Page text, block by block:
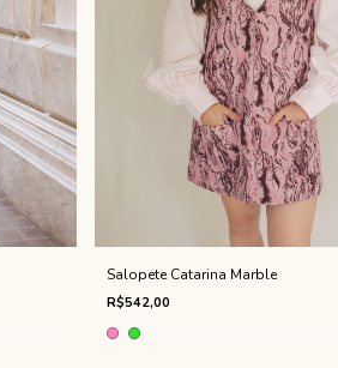
Salopete Catarina Marble
R$542,00